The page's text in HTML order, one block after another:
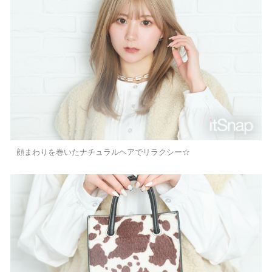
顔まわりを巻いたナチュラルヘアでリラクシー☆